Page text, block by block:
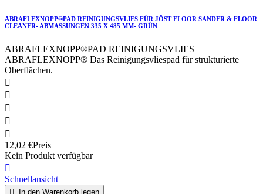
ABRAFLEXNOPP®PAD REINIGUNGSVLIES FÜR JÖST FLOOR SANDER & FLOOR
CLEANER- ABMASSUNGEN 335 X 485 MM- GRÜN
ABRAFLEXNOPP®PAD REINIGUNGSVLIES
ABRAFLEXNOPP® Das Reinigungsvliespad für strukturierte
Oberflächen.





12,02 €Preis
Kein Produkt verfügbar

Schnellansicht
  In den Warenkorb legen